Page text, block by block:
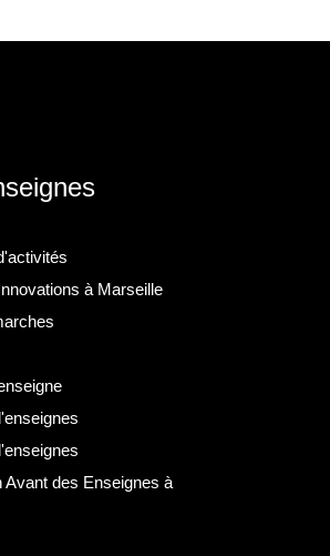
à Marseille
Avant des Enseignes à